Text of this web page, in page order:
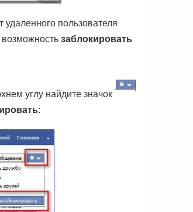
удаленного пользователя
заблокировать
углу найдите значок
: